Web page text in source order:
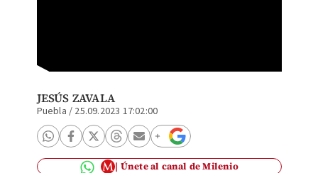
JESÚS ZAVALA
Puebla / 25.09.2023 17:02:00
Únete al canal de Milenio